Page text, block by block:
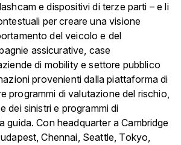
e dispositivi di terze parti – e li
per creare una visione
del veicolo e del
assicurative, case
di mobility e settore pubblico
provenienti dalla piattaforma di
programmi di valutazione del rischio,
dei sinistri e programmi di
guida. Con headquarter a Cambridge
Chennai, Seattle, Tokyo,